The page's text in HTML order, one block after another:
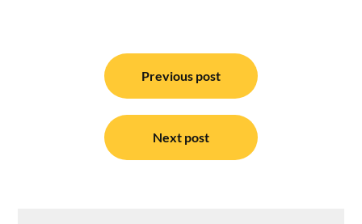
Previous post
Next post